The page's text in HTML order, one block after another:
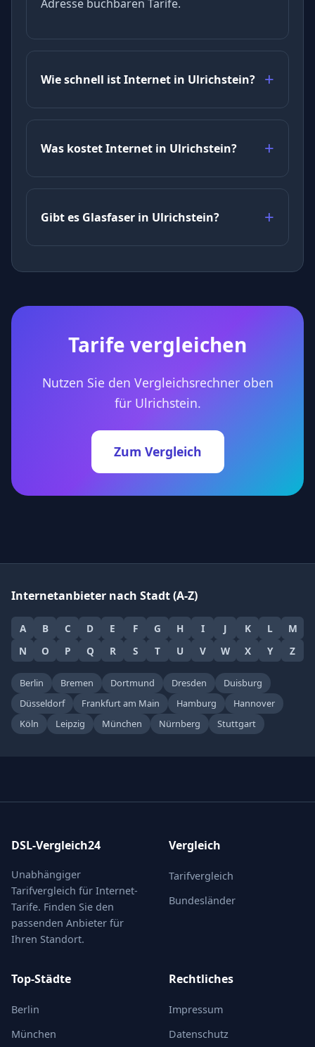
Adresse buchbaren Tarife.
Wie schnell ist Internet in Ulrichstein?
Was kostet Internet in Ulrichstein?
Gibt es Glasfaser in Ulrichstein?
Tarife vergleichen
Nutzen Sie den Vergleichsrechner oben
für Ulrichstein.
Zum Vergleich
Internetanbieter nach Stadt (A-Z)
A B C D E F G H I J K L
M
N
O P Q R S T U V W X Y Z
Berlin Bremen Dortmund Dresden
Duisburg
Düsseldorf
Frankfurt am Main Hamburg
Hannover
Köln
Leipzig München Nürnberg Stuttgart
DSL-Vergleich24
Unabhängiger
Tarifvergleich für Internet-
Tarife. Finden Sie den
passenden Anbieter für
Ihren Standort.
Vergleich
Tarifvergleich
Bundesländer
Top-Städte
Berlin
München
Rechtliches
Impressum
Datenschutz